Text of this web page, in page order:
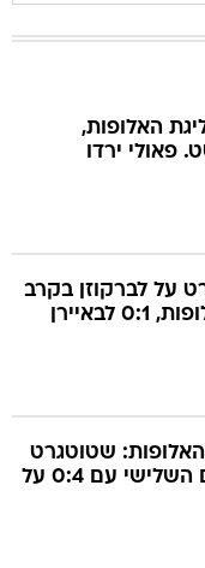
האלופות,
פאולי ירדו
על לברקוזן בקרב
על ליגת האלופות, 0:1 לבאיירן
שטוטגרט
חזרה למקום השלישי עם 0:4 על